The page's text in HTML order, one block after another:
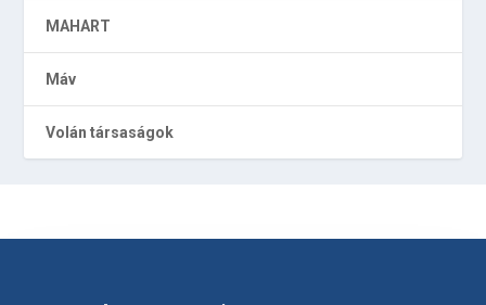
MAHART
Máv
Volán társaságok